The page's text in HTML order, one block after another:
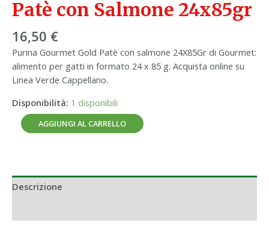
Patè con Salmone 24x85gr
16,50 €
Purina Gourmet Gold Patè con salmone 24X85Gr di Gourmet:
alimento per gatti in formato 24 x 85 g. Acquista online su
Linea Verde Cappellano.
Disponibilità: 1 disponibili
AGGIUNGI AL CARRELLO
Descrizione